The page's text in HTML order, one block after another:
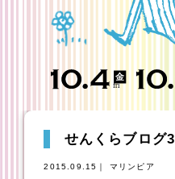
せんくらブログ3
2015.09.15｜ マリンピア